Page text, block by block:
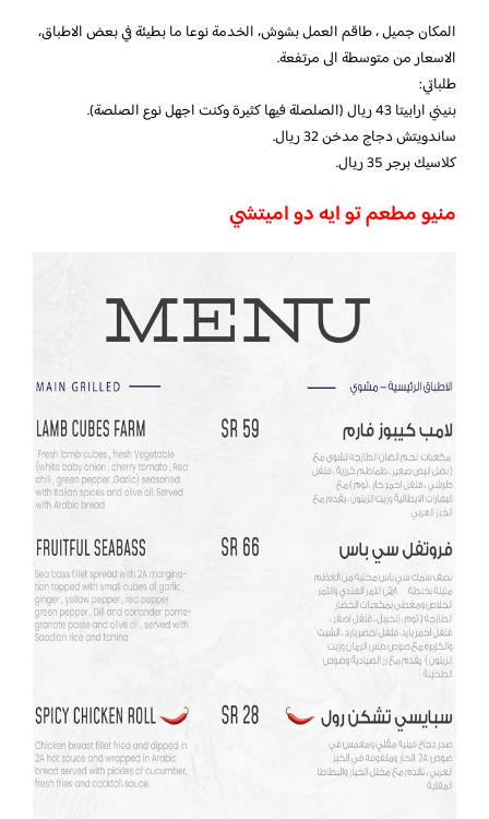
المكان جميل ، طاقم العمل بشوش، الخدمة نوعا ما بطيئة في بعض الاطباق،
الاسعار من متوسطة الى مرتفعة.
طلباتي:
بنيني ارابيتا 43 ريال (الصلصلة فيها كثيرة وكنت اجهل نوع الصلصة).
ساندويتش دجاج مدخن 32 ريال.
كلاسيك برجر 35 ريال.
منيو مطعم تو ايه دو اميتشي